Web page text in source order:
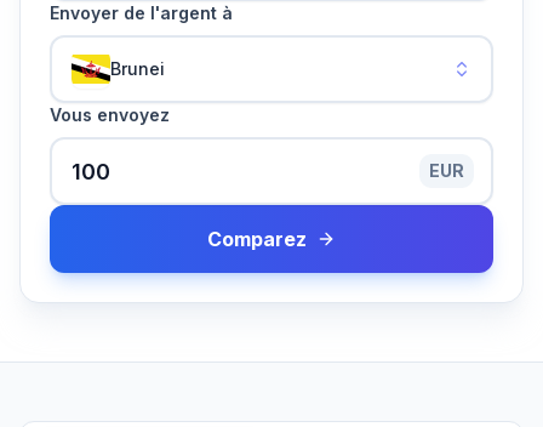
Envoyer de l'argent à
Brunei
Vous envoyez
EUR
Comparez